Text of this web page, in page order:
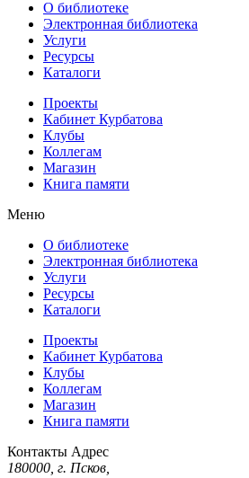
О библиотеке
Электронная библиотека
Услуги
Ресурсы
Каталоги
Проекты
Кабинет Курбатова
Клубы
Коллегам
Магазин
Книга памяти
Меню
О библиотеке
Электронная библиотека
Услуги
Ресурсы
Каталоги
Проекты
Кабинет Курбатова
Клубы
Коллегам
Магазин
Книга памяти
Контакты Адрес
180000, г. Псков,